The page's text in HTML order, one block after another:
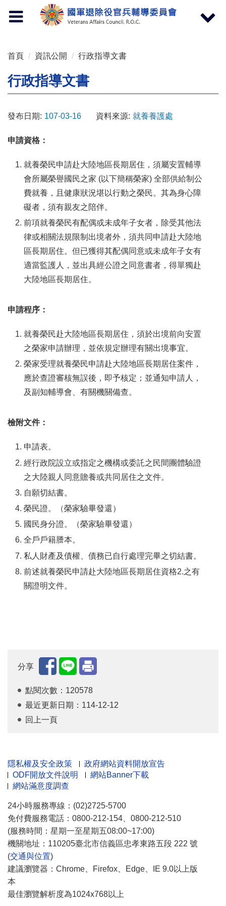
Toggle
navigation
Toggle
首頁 資訊公開 行政指導文書
行政指導文書
發布日期: 107-03-16 資料來源: 就養養護處
申請資格：
就養榮民申請赴大陸地區長期居住，須屬安置輔導
會所屬榮譽國民之家 (以下簡稱榮家) 全部供給制公
費就養，且健康狀況堪以行動之榮民。其為身心障
礙者，須有親友之陪伴。
前項就養榮民有配偶或未成年子女者，除受其他法
律或相關法規限制出境者外，須共同申請赴大陸地
區長期居住。但已獲得其配偶同意或未成年子女有
適當監護人，並出具經公證之同意書者，得單獨赴
大陸地區長期居住。
申請程序：
就養榮民赴大陸地區長期居住，須於出境前向安置
之榮家申請辦理，並依規定辦理有關出境事宜。
榮家受理就養榮民申請赴大陸地區長期居住案件，
應於查證審核無誤後，即予核定；並通知申請人，
及副知輔導會、有關機關備查。
檢附文件：
申請表。
經行政院設立或指定之機構或委託之民間團體驗證
之大陸親人同意贍養或共同居住之文件。
自願切結書。
榮民證。（榮家驗畢發還）
國民身分證。（榮家驗畢發還）
全戶戶籍謄本。
私人財產及債權、債務已自行處理完畢之切結書。
前述就養榮民申請赴大陸地區長期居住資格2.之有
關證明文件。
分享
點閱次數：120578
最近更新日期：114-12-12
回上一頁
隱私權及安全政策
政府網站資料開放宣告
ODF開放文件說明
網站Banner下載
網站滿意度調查
24小時服務專線：(02)2725-5700
免付費服務電話：0800-212-154、0800-212-510
(服務時間：星期一至星期五08:00~17:00)
機關地址：110205臺北市信義區忠孝東路五段 222 號
(交通與位置)
建議瀏覽器：Chrome、Firefox、Edge、IE 9.0以上版
本
最佳瀏覽解析度為1024x768以上